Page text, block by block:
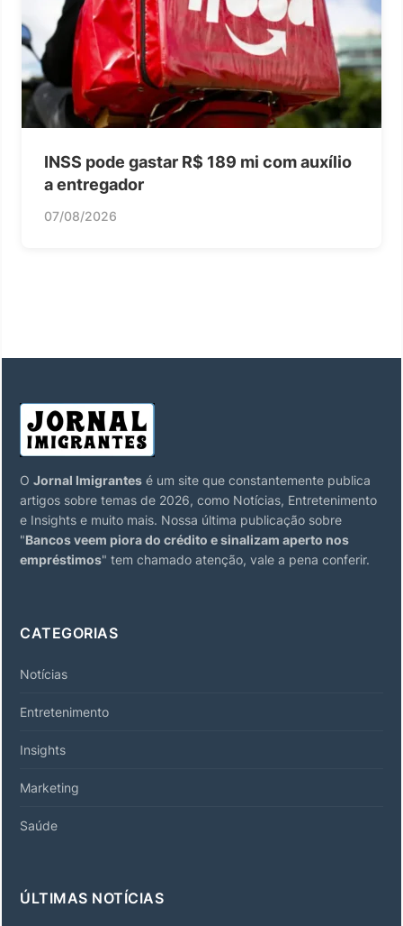
INSS pode gastar R$ 189 mi com auxílio
a entregador
07/08/2026
O Jornal Imigrantes é um site que constantemente publica
artigos sobre temas de 2026, como Notícias, Entretenimento
e Insights e muito mais. Nossa última publicação sobre
"Bancos veem piora do crédito e sinalizam aperto nos
empréstimos" tem chamado atenção, vale a pena conferir.
CATEGORIAS
Notícias
Entretenimento
Insights
Marketing
Saúde
ÚLTIMAS NOTÍCIAS